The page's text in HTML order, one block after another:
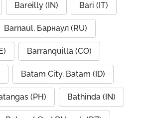
Bareilly (IN) Bari (IT)
Barnaul, Барнаул (RU)
Barranquilla (CO)
Batam City, Batam (ID)
(PH) Bathinda (IN)